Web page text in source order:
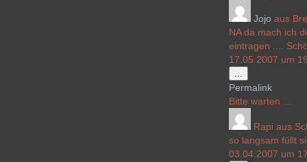
Jojo aus
NA da mach ich
eintragen ....
17.05.2007 um
...
Metabox
ein-/ausblenden.
Permalink
Bitte warten …
Rapiaus
so langsam füllt
03.04.2007 um